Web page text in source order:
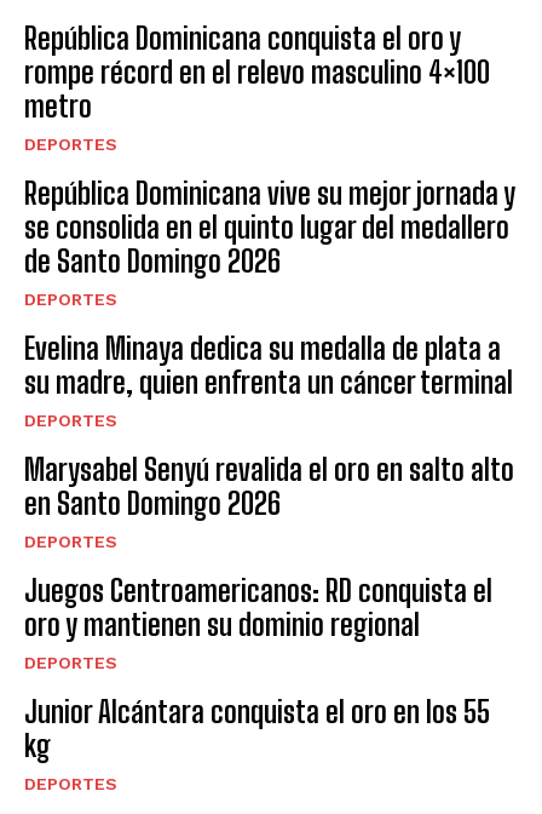
República Dominicana conquista el oro y
rompe récord en el relevo masculino 4×100
metro
DEPORTES
República Dominicana vive su mejor jornada y
se consolida en el quinto lugar del medallero
de Santo Domingo 2026
DEPORTES
Evelina Minaya dedica su medalla de plata a
su madre, quien enfrenta un cáncer terminal
DEPORTES
Marysabel Senyú revalida el oro en salto alto
en Santo Domingo 2026
DEPORTES
Juegos Centroamericanos: RD conquista el
oro y mantienen su dominio regional
DEPORTES
Junior Alcántara conquista el oro en los 55
kg
DEPORTES